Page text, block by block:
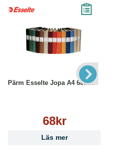
Pärm Esselte Jopa A4 60mm
68kr
Läs mer